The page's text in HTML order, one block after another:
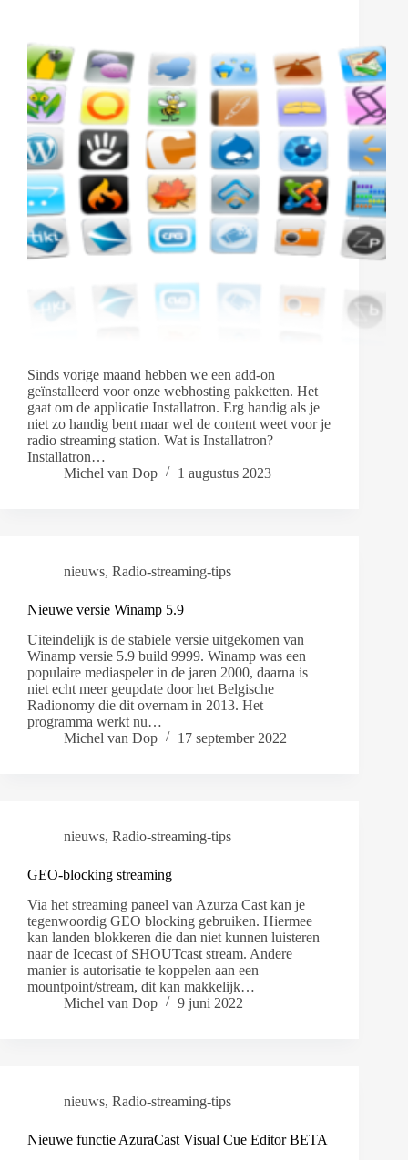
Sinds vorige maand hebben we een add-on
geïnstalleerd voor onze webhosting pakketten. Het
gaat om de applicatie Installatron. Erg handig als je
niet zo handig bent maar wel de content weet voor je
radio streaming station. Wat is Installatron?
Installatron…
Michel van Dop
1 augustus 2023
nieuws, Radio-streaming-tips
Nieuwe versie Winamp 5.9
Uiteindelijk is de stabiele versie uitgekomen van
Winamp versie 5.9 build 9999. Winamp was een
populaire mediaspeler in de jaren 2000, daarna is
niet echt meer geupdate door het Belgische
Radionomy die dit overnam in 2013. Het
programma werkt nu…
Michel van Dop
17 september 2022
nieuws, Radio-streaming-tips
GEO-blocking streaming
Via het streaming paneel van Azurza Cast kan je
tegenwoordig GEO blocking gebruiken. Hiermee
kan landen blokkeren die dan niet kunnen luisteren
naar de Icecast of SHOUTcast stream. Andere
manier is autorisatie te koppelen aan een
mountpoint/stream, dit kan makkelijk…
Michel van Dop
9 juni 2022
nieuws, Radio-streaming-tips
Nieuwe functie AzuraCast Visual Cue Editor BETA